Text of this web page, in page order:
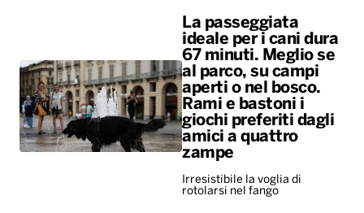
La passeggiata
ideale per i cani dura
67 minuti. Meglio se
al parco, su campi
aperti o nel bosco.
Rami e bastoni i
giochi preferiti dagli
amici a quattro
zampe
Irresistibile la voglia di
rotolarsi nel fango